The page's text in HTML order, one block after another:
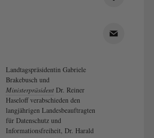
Landtagspräsidentin Gabriele
Brakebusch und
MinisterpräsidentDr. Reiner
Haseloff verabschieden den
langjährigen Landesbeauftragten
für Datenschutz und
Informationsfreiheit, Dr. Harald